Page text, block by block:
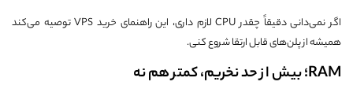
اگر نمی‌دانی دقیقاً چقدر CPU لازم داری، این راهنمای خرید VPS توصیه می‌کند
همیشه از پلن‌های قابل ارتقا شروع کنی.
RAM؛ بیش از حد نخریم، کمتر هم نه